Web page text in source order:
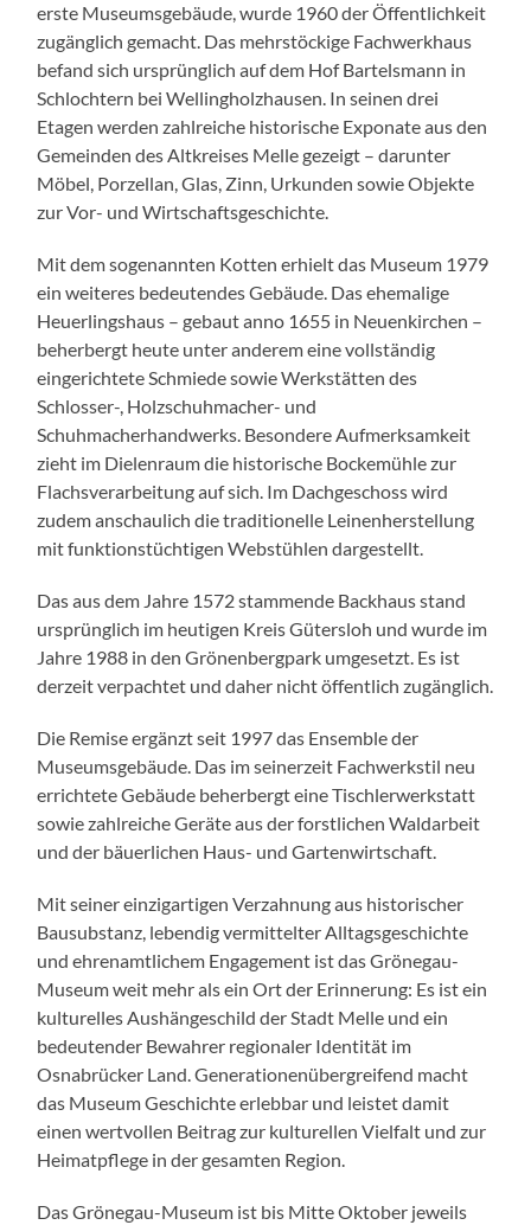
erste Museumsgebäude, wurde 1960 der Öffentlichkeit
zugänglich gemacht. Das mehrstöckige Fachwerkhaus
befand sich ursprünglich auf dem Hof Bartelsmann in
Schlochtern bei Wellingholzhausen. In seinen drei
Etagen werden zahlreiche historische Exponate aus den
Gemeinden des Altkreises Melle gezeigt – darunter
Möbel, Porzellan, Glas, Zinn, Urkunden sowie Objekte
zur Vor- und Wirtschaftsgeschichte.
Mit dem sogenannten Kotten erhielt das Museum 1979
ein weiteres bedeutendes Gebäude. Das ehemalige
Heuerlingshaus – gebaut anno 1655 in Neuenkirchen –
beherbergt heute unter anderem eine vollständig
eingerichtete Schmiede sowie Werkstätten des
Schlosser-, Holzschuhmacher- und
Schuhmacherhandwerks. Besondere Aufmerksamkeit
zieht im Dielenraum die historische Bockemühle zur
Flachsverarbeitung auf sich. Im Dachgeschoss wird
zudem anschaulich die traditionelle Leinenherstellung
mit funktionstüchtigen Webstühlen dargestellt.
Das aus dem Jahre 1572 stammende Backhaus stand
ursprünglich im heutigen Kreis Gütersloh und wurde im
Jahre 1988 in den Grönenbergpark umgesetzt. Es ist
derzeit verpachtet und daher nicht öffentlich zugänglich.
Die Remise ergänzt seit 1997 das Ensemble der
Museumsgebäude. Das im seinerzeit Fachwerkstil neu
errichtete Gebäude beherbergt eine Tischlerwerkstatt
sowie zahlreiche Geräte aus der forstlichen Waldarbeit
und der bäuerlichen Haus- und Gartenwirtschaft.
Mit seiner einzigartigen Verzahnung aus historischer
Bausubstanz, lebendig vermittelter Alltagsgeschichte
und ehrenamtlichem Engagement ist das Grönegau-
Museum weit mehr als ein Ort der Erinnerung: Es ist ein
kulturelles Aushängeschild der Stadt Melle und ein
bedeutender Bewahrer regionaler Identität im
Osnabrücker Land. Generationenübergreifend macht
das Museum Geschichte erlebbar und leistet damit
einen wertvollen Beitrag zur kulturellen Vielfalt und zur
Heimatpflege in der gesamten Region.
Das Grönegau-Museum ist bis Mitte Oktober jeweils